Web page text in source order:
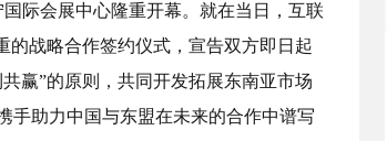
际会展中心隆重开幕。就在当日，互联
的战略合作签约仪式，宣告双方即日起
赢”的原则，共同开发拓展东南亚市场
手助力中国与东盟在未来的合作中谱写